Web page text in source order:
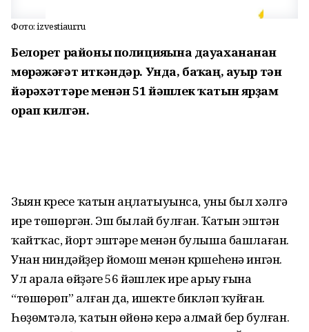
Фото: izvestiaur.ru
Белорет районы полицияһына дауахананан
мөрәжәғәт иткәндәр. Унда, баҡһаң, ауыр тән
йәрәхәттәре менән 51 йәшлек ҡатын ярҙам
һорап килгән.
Зыян күреүсе ҡатын аңлатыуынса, уны был хәлгә
ире төшөргән. Эш былай булған. Ҡатын эштән
ҡайтҡас, йорт эштәре менән булыша башлаған.
Унан ниндәйҙер йомош менән күршеһенә ингән.
Ул арала өйҙәге 56 йәшлек ире арыу ғына
“төшөрөп” алған да, ишекте бикләп ҡуйған.
Һөҙөмтәлә, ҡатын өйөнә керә алмай бер булған.